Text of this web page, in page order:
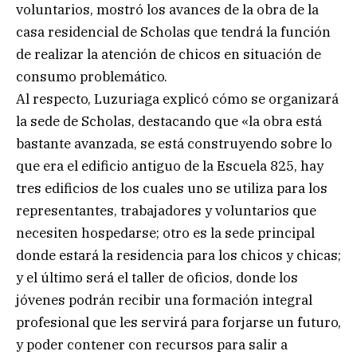
voluntarios, mostró los avances de la obra de la
casa residencial de Scholas que tendrá la función
de realizar la atención de chicos en situación de
consumo problemático.
Al respecto, Luzuriaga explicó cómo se organizará
la sede de Scholas, destacando que «la obra está
bastante avanzada, se está construyendo sobre lo
que era el edificio antiguo de la Escuela 825, hay
tres edificios de los cuales uno se utiliza para los
representantes, trabajadores y voluntarios que
necesiten hospedarse; otro es la sede principal
donde estará la residencia para los chicos y chicas;
y el último será el taller de oficios, donde los
jóvenes podrán recibir una formación integral
profesional que les servirá para forjarse un futuro,
y poder contener con recursos para salir a